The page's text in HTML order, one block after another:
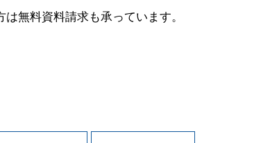
無料資料請求も承っています。